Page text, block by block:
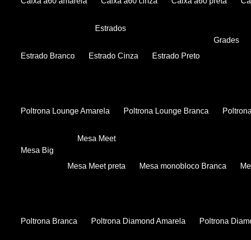
Estrados
Estrado Branco Estrado Cinza Estrado Preto
Grades
Poltrona Lounge Amarela Poltrona Lounge Branca
Mesa Big
Mesa Meet
Mesa Meet preta Mesa monobloco Branca
Poltrona Branca Poltrona Diamond Amarela Poltrona